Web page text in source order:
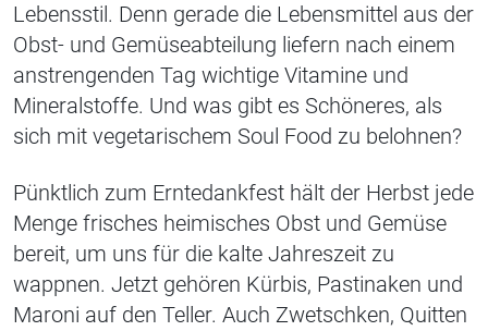
Lebensstil. Denn gerade die Lebensmittel aus der
Obst- und Gemüseabteilung liefern nach einem
anstrengenden Tag wichtige Vitamine und
Mineralstoffe. Und was gibt es Schöneres, als
sich mit vegetarischem Soul Food zu belohnen?
Pünktlich zum Erntedankfest hält der Herbst jede
Menge frisches heimisches Obst und Gemüse
bereit, um uns für die kalte Jahreszeit zu
wappnen. Jetzt gehören Kürbis, Pastinaken und
Maroni auf den Teller. Auch Zwetschken, Quitten